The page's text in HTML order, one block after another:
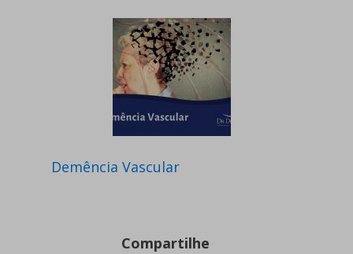
Demência Vascular
Compartilhe